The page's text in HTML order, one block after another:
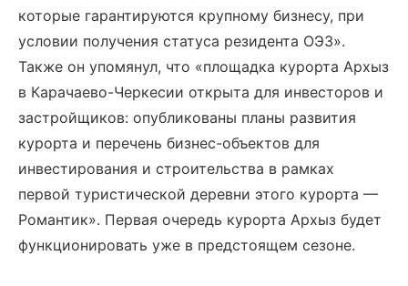
которые гарантируются крупному бизнесу, при
условии получения статуса резидента ОЭЗ».
Также он упомянул, что «площадка курорта Архыз
в Карачаево-Черкесии открыта для инвесторов и
застройщиков: опубликованы планы развития
курорта и перечень бизнес-объектов для
инвестирования и строительства в рамках
первой туристической деревни этого курорта —
Романтик». Первая очередь курорта Архыз будет
функционировать уже в предстоящем сезоне.